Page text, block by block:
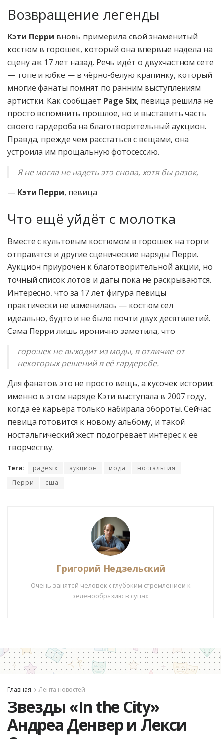
Возвращение легенды
Кэти Перри вновь примерила свой знаменитый
костюм в горошек, который она впервые надела на
сцену аж 17 лет назад. Речь идёт о двухчастном сете
— топе и юбке — в чёрно-белую крапинку, который
многие фанаты помнят по ранним выступлениям
артистки. Как сообщает Page Six, певица решила не
просто вспомнить прошлое, но и выставить часть
своего гардероба на благотворительный аукцион.
Правда, прежде чем расстаться с вещами, она
устроила им прощальную фотосессию.
Я не могла не надеть это снова, хотя бы разок,
— Кэти Перри, певица
Что ещё уйдёт с молотка
Вместе с культовым костюмом в горошек на торги
отправятся и другие сценические наряды Перри.
Аукцион приурочен к благотворительной акции, но
точный список лотов и даты пока не раскрываются.
Интересно, что за 17 лет фигура певицы
практически не изменилась — костюм сел
идеально, будто и не было почти двух десятилетий.
Сама Перри лишь иронично заметила, что
горошек не выходит из моды, в отличие от
некоторых решений в её гардеробе.
Для фанатов это не просто вещь, а кусочек истории:
именно в этом наряде Кэти выступала в 2007 году,
когда её карьера только набирала обороты. Сейчас
певица готовится к новому альбому, и такой
ностальгический жест подогревает интерес к её
творчеству.
Теги: pagesix аукцион мода
ностальгия
Перри
сша
Григорий Недзельский
Очень занятой человек с глубоким стремлением к
зеленообразию в супах
Главная Лента новостей
Звезды «In the City»
Андреа Денвер и Лекси